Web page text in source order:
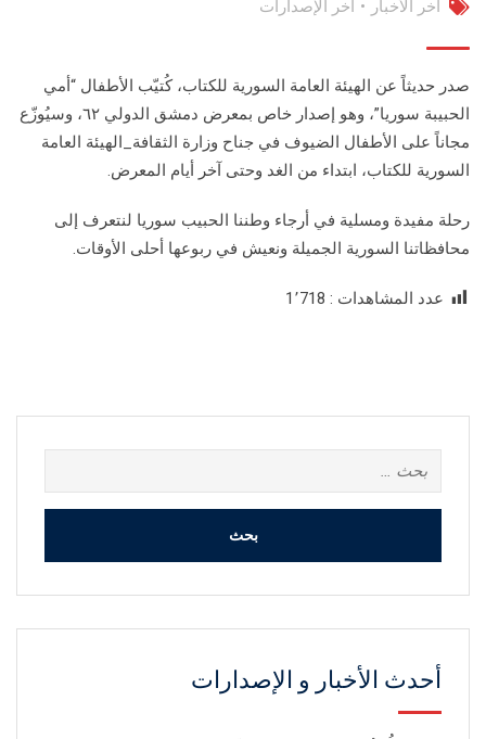
آخر الأخبار • آخر الإصدارات
صدر حديثاً عن الهيئة العامة السورية للكتاب، كُتيّب الأطفال “أمي
الحبيبة سوريا”، وهو إصدار خاص بمعرض دمشق الدولي ٦٢، وسيُوزّع
مجاناً على الأطفال الضيوف في جناح وزارة الثقافة_الهيئة العامة
السورية للكتاب، ابتداء من الغد وحتى آخر أيام المعرض.
رحلة مفيدة ومسلية في أرجاء وطننا الحبيب سوريا لنتعرف إلى
محافظاتنا السورية الجميلة ونعيش في ربوعها أحلى الأوقات.
عدد المشاهدات : 1٬718
عن:
أحدث الأخبار و الإصدارات